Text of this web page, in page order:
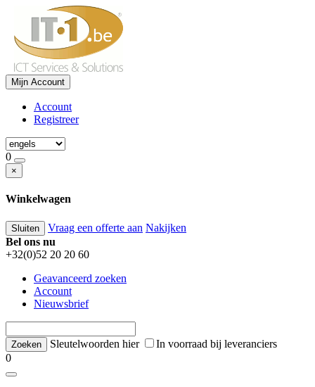
Mijn Account
Account
Registreer
0
×
Winkelwagen
Sluiten Vraag een offerte aan Nakijken
Bel ons nu
+32(0)52 20 20 60
Geavanceerd zoeken
Account
Nieuwsbrief
Sleutelwoorden hier
In voorraad bij leveranciers
0